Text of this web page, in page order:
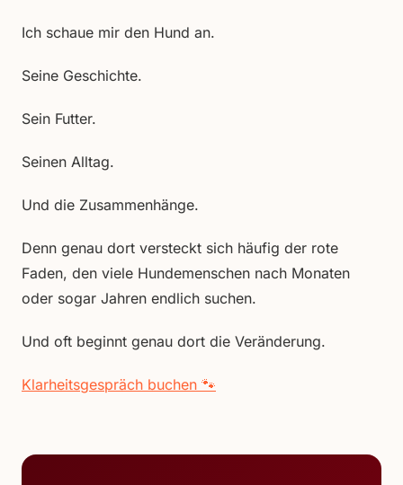
Ich schaue mir den Hund an.
Seine Geschichte.
Sein Futter.
Seinen Alltag.
Und die Zusammenhänge.
Denn genau dort versteckt sich häufig der rote
Faden, den viele Hundemenschen nach Monaten
oder sogar Jahren endlich suchen.
Und oft beginnt genau dort die Veränderung.
Klarheitsgespräch buchen 🐾